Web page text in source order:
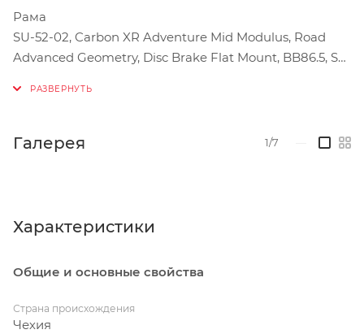
Рама
SU-52-02, Carbon XR Adventure Mid Modulus, Road
Advanced Geometry, Disc Brake Flat Mount, BB86.5, SH
Материал рамы
XR Adventure Mid Modulus Carbon Fork
SRAM RIVAL XPLR AXS, 13 speed
Манетки / Дуалы
Галерея 1/7
Характеристики
Общие и основные свойства
Страна происхождения
Чехия